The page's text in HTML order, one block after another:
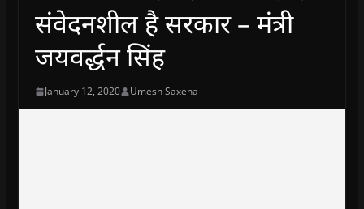
संवेदनशील है सरकार – मंत्री
जयवर्द्धन सिंह
January 12, 2020 Umesh Saxena